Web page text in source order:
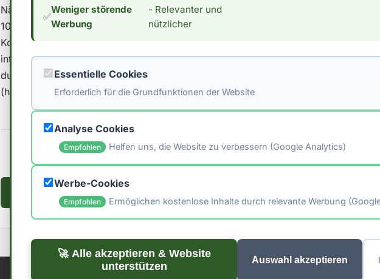
Nährstoffen und Ballaststoffen ist. ## Low Carb Ernährung: Wo steht ? Mit 1.9
100 ml fällt nan eindeutig nicht in die Kategorie Low Carb. Dies schließt die Zutat
Kohlenhydrataufnahme reduzieren möchten, aus. Wenn du an einer Low Carb
interessiert dich vielleicht auch der Kaloriengehalt. Mit 228 Kalorien pro 100 ml
durchschnittlichen Kaloriengehalt. *Hinweis: Die Daten stammen aus der
(https://naehrwertdaten.ch/de/).*
🖨️ Artikel drucken 📤 Artikel teilen
✅
Weniger störende
Werbung
- Relevanter und
nützlicher
Essentielle Cookies
Erforderlich für die Grundfunktionen der Website
Analyse Cookies
Empfohlen Helfen uns, die Website zu verbessern (Google Analytics)
Werbe-Cookies
Empfohlen Ermöglichen kostenlose Inhalte durch relevante Werbung
🚀 Alle akzeptieren & Website
unterstützen
Auswahl akzeptieren